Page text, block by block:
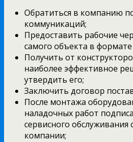
Обратиться в компанию
коммуникаций;
Предоставить рабочие
самого объекта в формате
Получить от
наиболее эффективное
утвердить его;
Заключить договор
После монтажа
наладочных работ
сервисного обслуживания
компании;